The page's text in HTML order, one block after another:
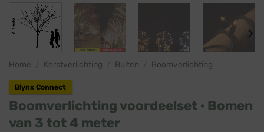
Home Kerstverlichting Buiten Boomverlichting
Blynx Connect
Boomverlichting voordeelset · Bomen
van 3 tot 4 meter